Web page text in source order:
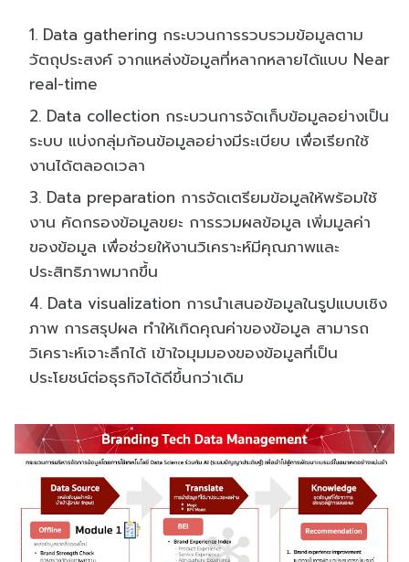
Data gathering กระบวนการรวบรวมข้อมูลตาม
วัตถุประสงค์ จากแหล่งข้อมูลที่หลากหลายได้แบบ Near
real-time
Data collection กระบวนการจัดเก็บข้อมูลอย่างเป็น
ระบบ แบ่งกลุ่มก้อนข้อมูลอย่างมีระเบียบ เพื่อเรียกใช้
งานได้ตลอดเวลา
Data preparation การจัดเตรียมข้อมูลให้พร้อมใช้
งาน คัดกรองข้อมูลขยะ การรวมผลข้อมูล เพิ่มมูลค่า
ของข้อมูล เพื่อช่วยให้งานวิเคราะห์มีคุณภาพและ
ประสิทธิภาพมากขึ้น
Data visualization การนำเสนอข้อมูลในรูปแบบเชิง
ภาพ การสรุปผล ทำให้เกิดคุณค่าของข้อมูล สามารถ
วิเคราะห์เจาะลึกได้ เข้าใจมุมมองของข้อมูลที่เป็น
ประโยชน์ต่อธุรกิจได้ดีขึ้นกว่าเดิม